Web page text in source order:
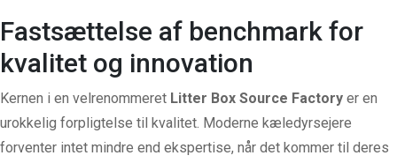
Fastsættelse af benchmark for
kvalitet og innovation
Kernen i en velrenommeret Litter Box Source Factory er en
urokkelig forpligtelse til kvalitet. Moderne kæledyrsejere
forventer intet mindre end ekspertise, når det kommer til deres